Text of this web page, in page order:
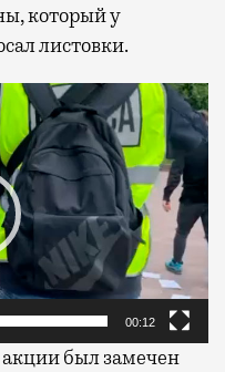
который у
листовки.
00:12
был замечен